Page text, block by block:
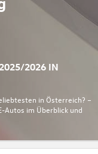
2026 IN
in Österreich? –
Autos im Überblick und